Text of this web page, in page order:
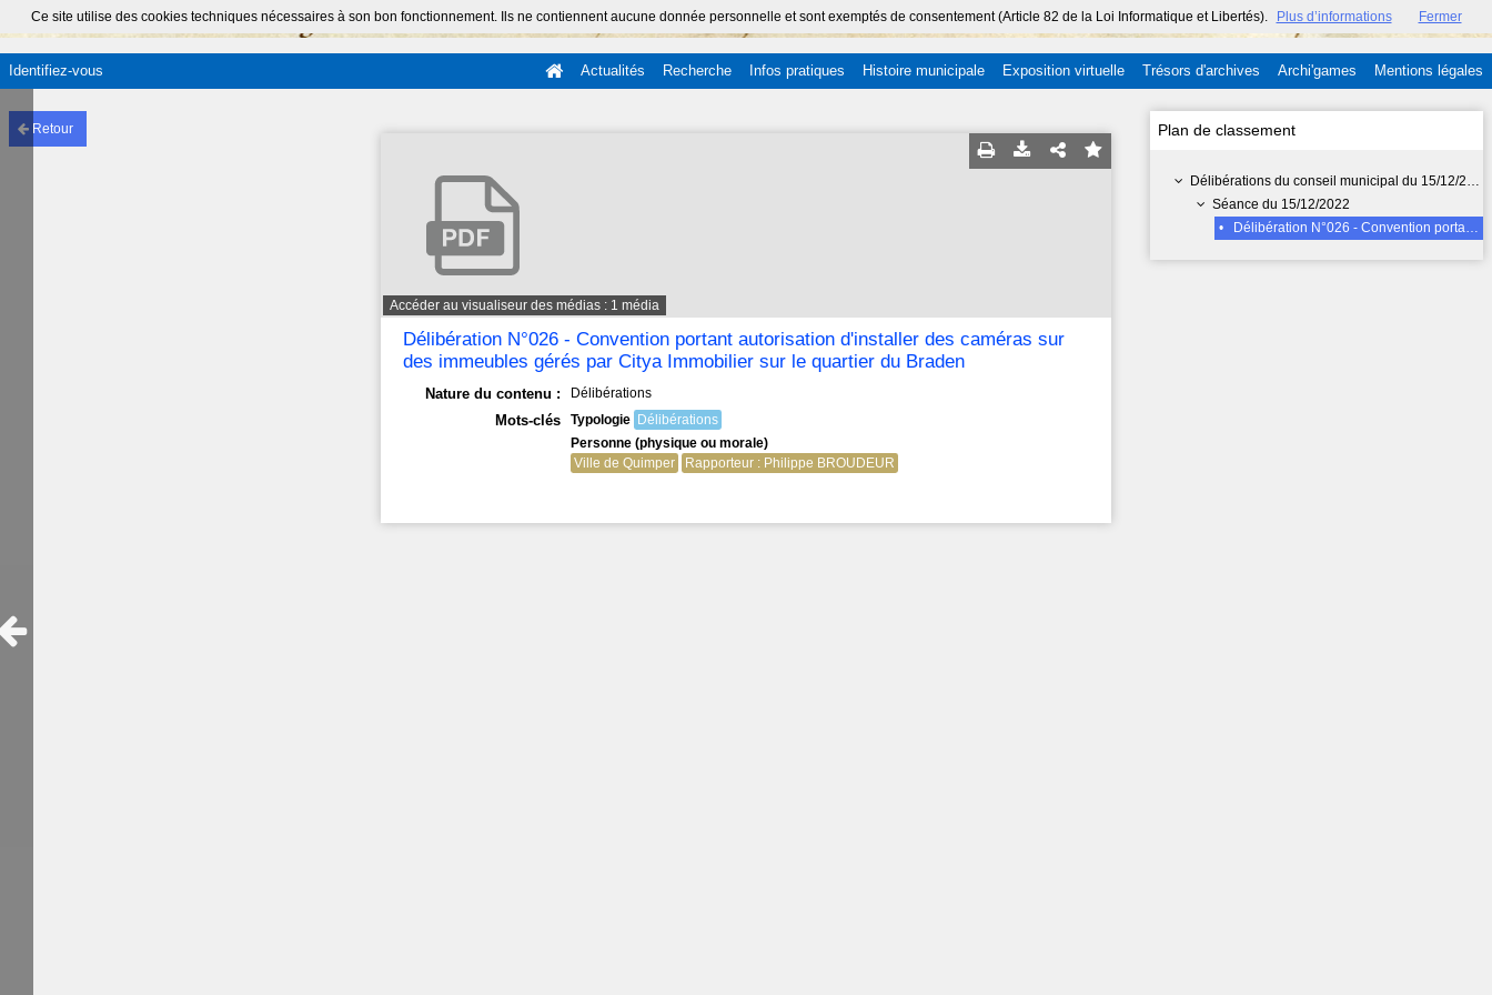
Ce site utilise des cookies techniques nécessaires à son bon fonctionnement. Ils ne contiennent aucune donnée personnelle et sont exemptés de consentement (Article 82 de la Loi Informatique et Libertés). Plus d’informations Fermer
Identifiez-vous Actualités Recherche Infos pratiques Histoire municipale Exposition virtuelle Trésors d'archives Archi'games Mentions légales
Retour Plan de classement
Délibérations du conseil municipal du 15/12/2022
Séance du 15/12/2022
•
Délibération N°026 - Convention portant autorisation d'installer des caméras sur des immeubles gérés par Citya Immobilier sur le quartier du Braden
Accéder au visualiseur des médias : 1 média
Délibération N°026 - Convention portant autorisation d'installer des caméras sur
des immeubles gérés par Citya Immobilier sur le quartier du Braden
Nature du contenu : Délibérations
Mots-clés Typologie Délibérations
Personne (physique ou morale)
Ville de Quimper
Rapporteur : Philippe BROUDEUR